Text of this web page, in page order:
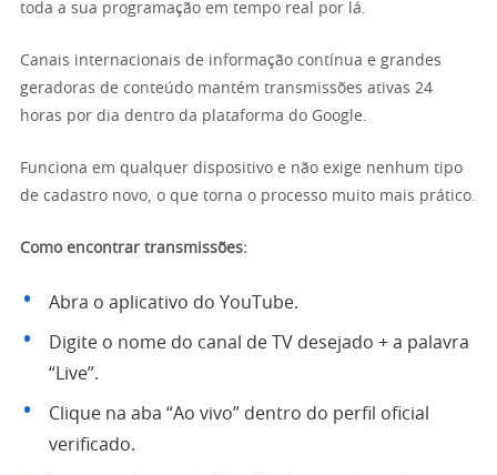
toda a sua programação em tempo real por lá.
Canais internacionais de informação contínua e grandes
geradoras de conteúdo mantém transmissões ativas 24
horas por dia dentro da plataforma do Google.
Funciona em qualquer dispositivo e não exige nenhum tipo
de cadastro novo, o que torna o processo muito mais prático.
Como encontrar transmissões:
Abra o aplicativo do YouTube.
Digite o nome do canal de TV desejado + a palavra
“Live”.
Clique na aba “Ao vivo” dentro do perfil oficial
verificado.